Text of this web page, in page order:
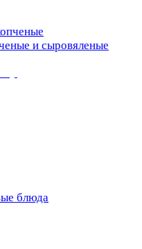
и сыровяленые
блюда